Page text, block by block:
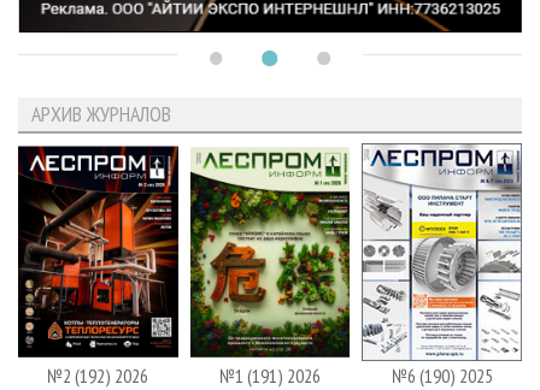
АРХИВ ЖУРНАЛОВ
№2 (192) 2026 №1 (191) 2026 №6 (190) 2025